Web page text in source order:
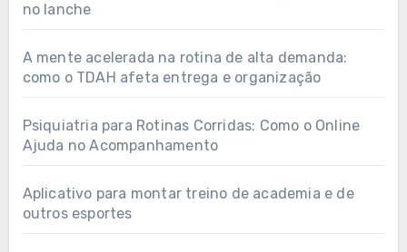
no lanche
A mente acelerada na rotina de alta demanda:
como o TDAH afeta entrega e organização
Psiquiatria para Rotinas Corridas: Como o Online
Ajuda no Acompanhamento
Aplicativo para montar treino de academia e de
outros esportes